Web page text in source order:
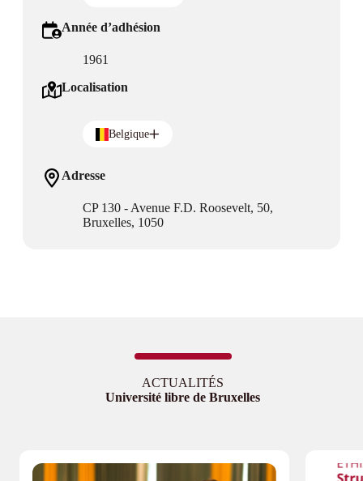
Année d’adhésion
1961
Localisation
Belgique
Adresse
CP 130 - Avenue F.D. Roosevelt, 50,
Bruxelles, 1050
ACTUALITÉS
Université libre de Bruxelles